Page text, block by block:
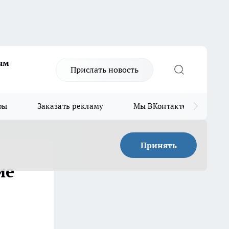
Прислать новость
Заказать рекламу Мы ВКонтакте
Принять